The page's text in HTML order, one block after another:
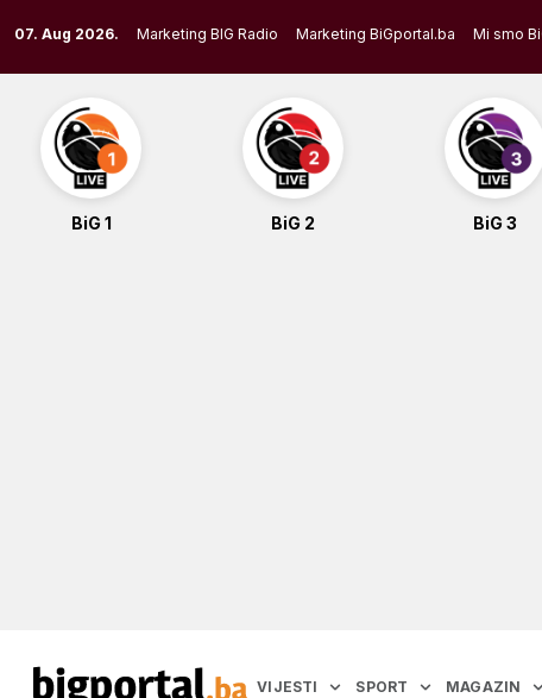
to
content
07. Aug 2026. Marketing BIG Radio Marketing BiGportal.ba Mi smo
BiG 1 BiG 2 BiG 3
VIJESTI SPORT MAGAZIN